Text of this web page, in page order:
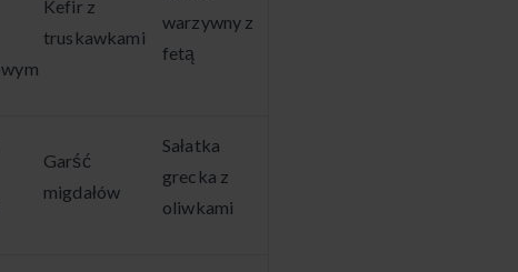
Kefir z
truskawkami
warzywny z
fetą
Garść
migdałów
Sałatka
grecka z
oliwkami